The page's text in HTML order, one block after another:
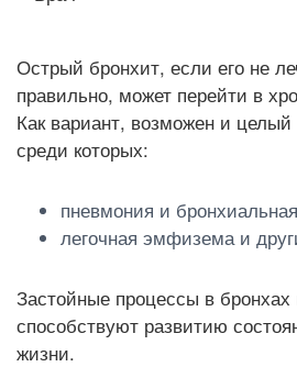
Острый бронхит, если его не
правильно, может перейти в
Как вариант, возможен и
среди которых:
пневмония и
легочная эмфизема и
Застойные процессы в бронхах
способствуют развитию
жизни.